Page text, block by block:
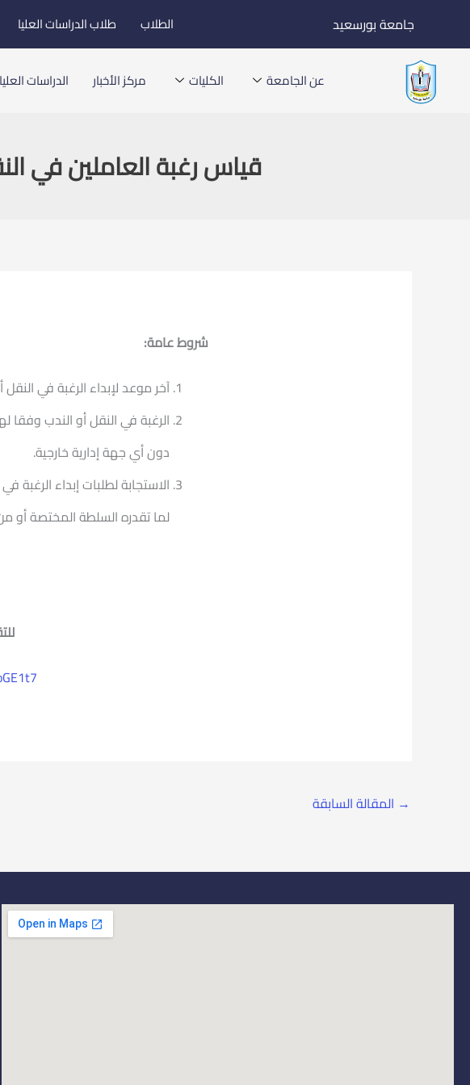
إلى
المحتوى
جامعة بورسعيد الطلاب طلاب الدراسات العليا
عن الجامعة الكليات مركز الأخبار الدراسات
قياس رغبة العاملين في
شروط عامة:
آخر موعد لإبداء الرغبة في النقل أو
الرغبة في النقل أو الندب وفقا
دون أي جهة إدارية خارجية.
الاستجابة لطلبات إبداء
لما تقدره السلطة المختصة أو
→ المقالة السابقة